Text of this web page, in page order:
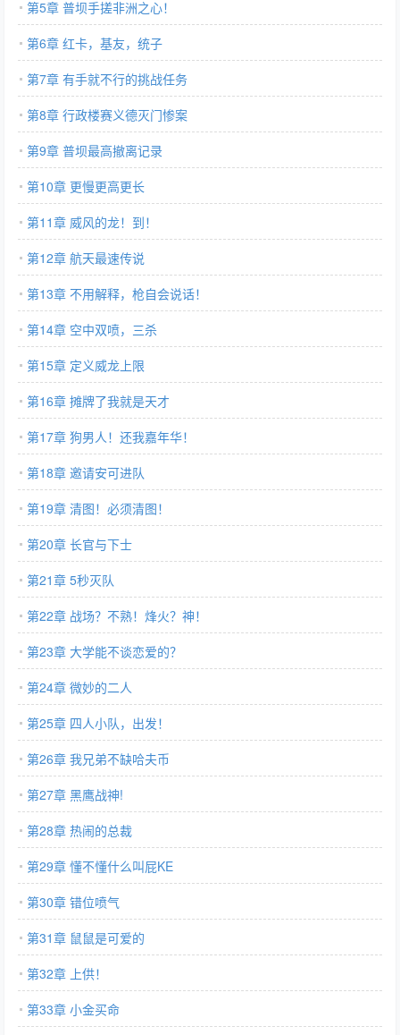
第5章 普坝手搓非洲之心！
第6章 红卡，基友，统子
第7章 有手就不行的挑战任务
第8章 行政楼赛义德灭门惨案
第9章 普坝最高撤离记录
第10章 更慢更高更长
第11章 威风的龙！到！
第12章 航天最速传说
第13章 不用解释，枪自会说话！
第14章 空中双喷，三杀
第15章 定义威龙上限
第16章 摊牌了我就是天才
第17章 狗男人！还我嘉年华！
第18章 邀请安可进队
第19章 清图！必须清图！
第20章 长官与下士
第21章 5秒灭队
第22章 战场？不熟！烽火？神！
第23章 大学能不谈恋爱的？
第24章 微妙的二人
第25章 四人小队，出发！
第26章 我兄弟不缺哈夫币
第27章 黑鹰战神!
第28章 热闹的总裁
第29章 懂不懂什么叫屁KE
第30章 错位喷气
第31章 鼠鼠是可爱的
第32章 上供！
第33章 小金买命